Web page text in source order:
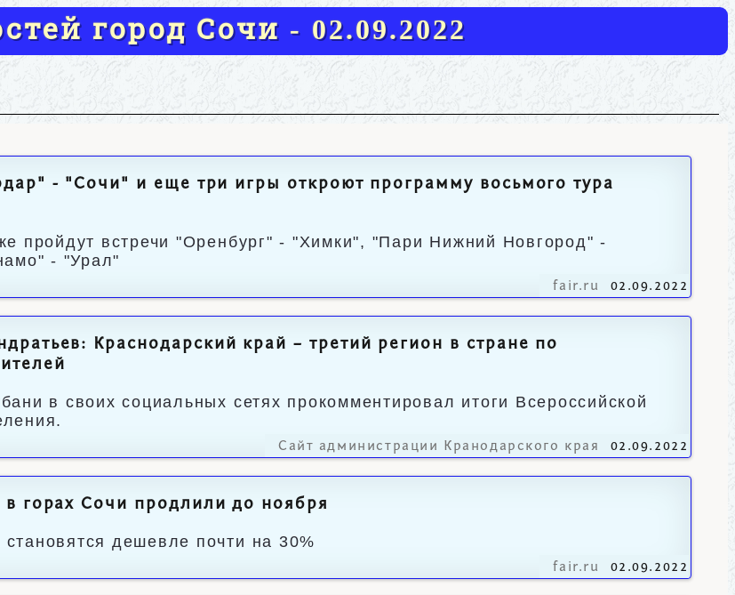
город Сочи - 02.09.2022
- "Сочи" и еще три игры откроют программу восьмого тура
пройдут встречи "Оренбург" - "Химки", "Пари Нижний Новгород" -
- "Урал"
fair.ru 02.09.2022
Краснодарский край – третий регион в стране по
в своих социальных сетях прокомментировал итоги Всероссийской
Сайт администрации Кранодарского края 02.09.2022
в горах Сочи продлили до ноября
дешевле почти на 30%
fair.ru 02.09.2022